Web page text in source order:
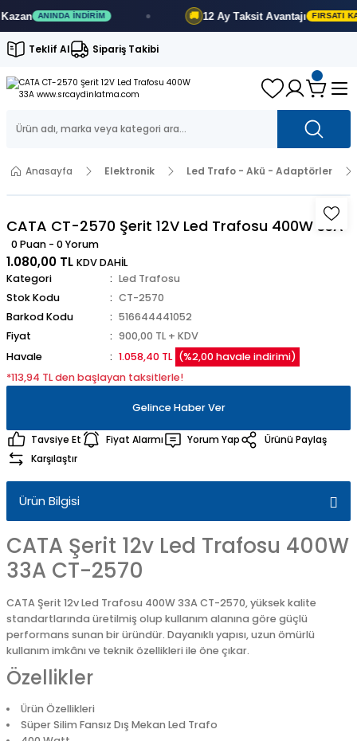
ANINDA İNDIRIM 12 Ay Taksit Avantajı FIRSATI
Teklif Al Sipariş Takibi
Anasayfa Elektronik Led Trafo - Akü - Adaptörler
CATA CT-2570 Şerit 12V Led Trafosu 400W 33A
0 Puan - 0 Yorum
1.080,00 TL KDV DAHİL
Kategori
Led Trafosu
Stok Kodu
CT-2570
Barkod Kodu
516644441052
Fiyat
900,00 TL + KDV
Havale
1.058,40 TL (%2,00 havale indirimi)
*113,94 TL den başlayan taksitlerle!
Gelince Haber Ver
Tavsiye Et Fiyat Alarmı Yorum Yap
Ürünü Paylaş
Karşılaştır
Ürün Bilgisi
CATA Şerit 12v Led Trafosu 400W
33A CT-2570
CATA Şerit 12v Led Trafosu 400W 33A CT-2570, yüksek kalite
standartlarında üretilmiş olup kullanım alanına göre güçlü
performans sunan bir üründür. Dayanıklı yapısı, uzun ömürlü
kullanım imkânı ve teknik özellikleri ile öne çıkar.
Özellikler
Ürün Özellikleri
Süper Silim Fansız Dış Mekan Led Trafo